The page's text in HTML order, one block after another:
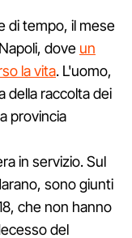
di tempo, il mese
dove un
la vita. L'uomo,
della raccolta dei
provincia
in servizio. Sul
sono giunti
che non hanno
del